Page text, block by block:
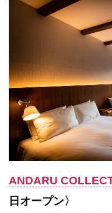
ANDARU
日オープン〉